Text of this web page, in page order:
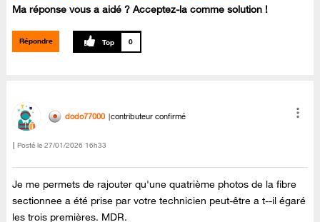
Ma réponse vous a aidé ? Acceptez-la comme solution !
Répondre 0
dodo77000 contributeur confirmé
Posté le ‎27/01/2026 16h33
Je me permets de rajouter qu'une quatrième photos de la fibre
sectionnee a été prise par votre technicien peut-être a t--il égaré
les trois premières. MDR.